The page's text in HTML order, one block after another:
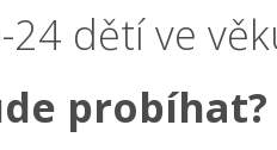
24 dětí ve
probíhat?